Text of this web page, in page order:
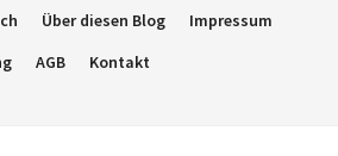
Über diesen Blog
Impressum
AGB
Kontakt